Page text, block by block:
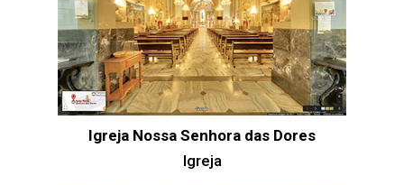
Igreja Nossa Senhora das Dores
Igreja